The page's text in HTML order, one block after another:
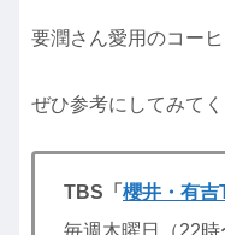
要潤さん愛用のコー
ぜひ参考にしてみて
TBS「 櫻井・有吉